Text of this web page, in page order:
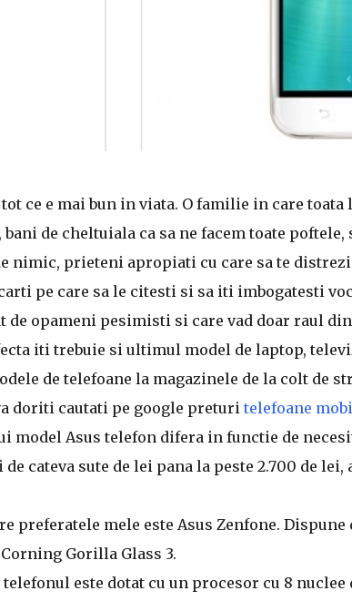
ce e mai bun in viata. O familie in care
de cheltuiala ca sa ne facem toate
nimic, prieteni apropiati cu care sa te
pe care sa le citesti si sa iti imbogatesti
de opameni pesimisti si care vad doar raul
iti trebuie si ultimul model de laptop,
de telefoane la magazinele de la colt de
doriti cautati pe google preturi telefoane
model Asus telefon difera in functie de
cateva sute de lei pana la peste 2.700 de lei,
preferatele mele este Asus Zenfone. Dispune
Gorilla Glass 3.
este dotat cu un procesor cu 8